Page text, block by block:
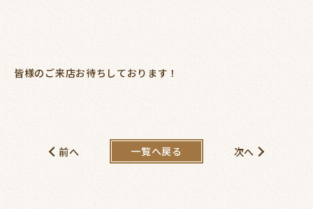
皆様のご来店お待ちしております！
前へ 次へ
一覧へ戻る